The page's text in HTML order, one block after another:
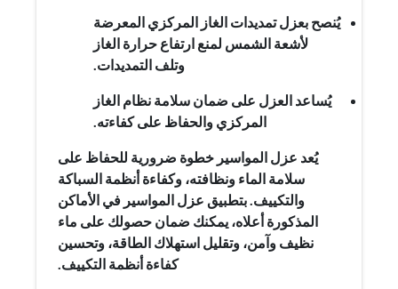
يُنصح بعزل تمديدات الغاز المركزي المعرضة
لأشعة الشمس لمنع ارتفاع حرارة الغاز
وتلف التمديدات.
يُساعد العزل على ضمان سلامة نظام الغاز
المركزي والحفاظ على كفاءته.
يُعد عزل المواسير خطوة ضرورية للحفاظ على
سلامة الماء ونظافته، وكفاءة أنظمة السباكة
والتكييف. بتطبيق عزل المواسير في الأماكن
المذكورة أعلاه، يمكنك ضمان حصولك على ماء
نظيف وآمن، وتقليل استهلاك الطاقة، وتحسين
كفاءة أنظمة التكييف.